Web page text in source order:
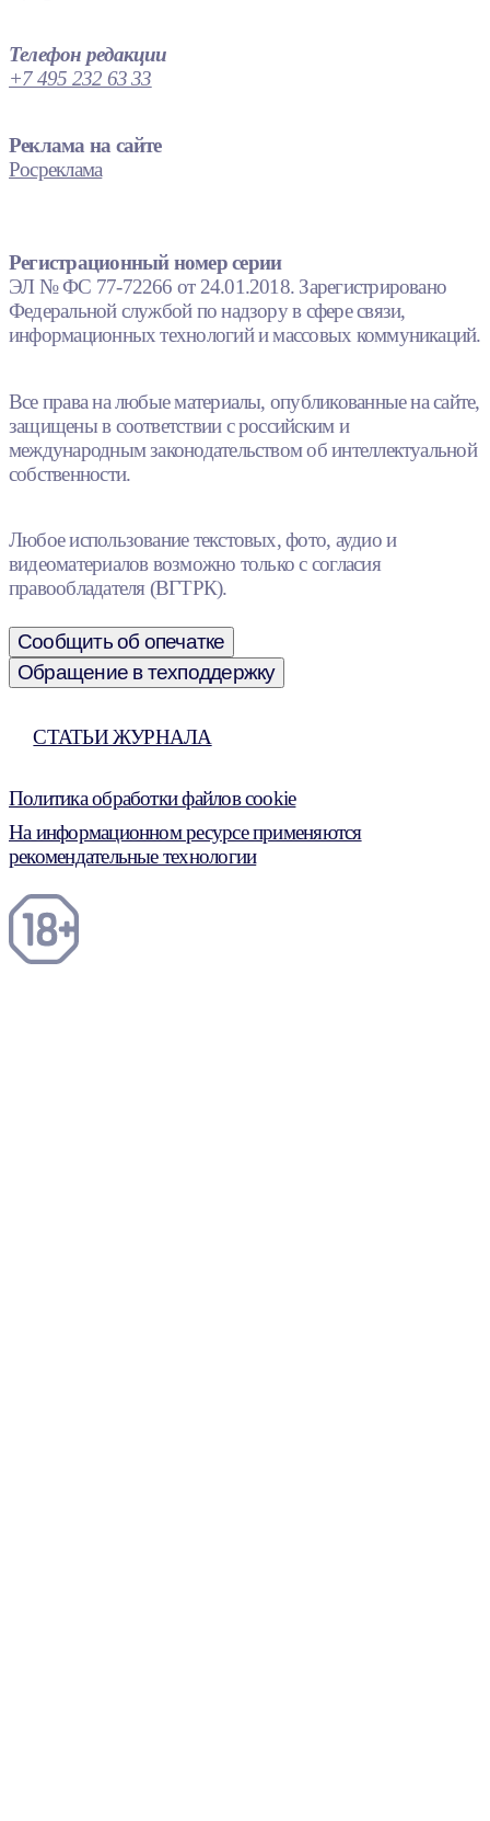
Телефон редакции
+7 495 232 63 33
Реклама на сайте
Росреклама
Регистрационный номер серии
ЭЛ № ФС 77-72266 от 24.01.2018. Зарегистрировано
Федеральной службой по надзору в сфере связи,
информационных технологий и массовых коммуникаций.
Все права на любые материалы, опубликованные на сайте,
защищены в соответствии с российским и
международным законодательством об интеллектуальной
собственности.
Любое использование текстовых, фото, аудио и
видеоматериалов возможно только с согласия
правообладателя (ВГТРК).
Сообщить об опечатке
Обращение в техподдержку
СТАТЬИ ЖУРНАЛА
Политика обработки файлов cookie
На информационном ресурсе применяются
рекомендательные технологии